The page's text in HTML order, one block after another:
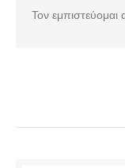
Τον εμπιστεύομαι